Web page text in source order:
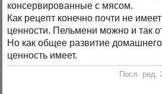
консервированные с мясом.
Как рецепт конечно почти не
ценности. Пельмени можно и так
Но как общее развитие
ценность имеет.
Посл. ред.